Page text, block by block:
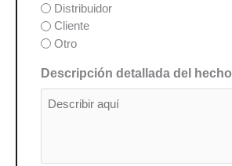
y
+
5
9
Distribuidor
Cliente
Otro
Descripción detallada del hecho